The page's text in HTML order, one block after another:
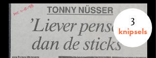
3
knipsels